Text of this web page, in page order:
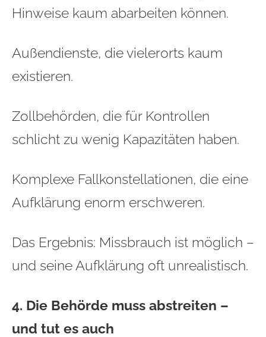
Hinweise kaum abarbeiten können.
Außendienste, die vielerorts kaum
existieren.
Zollbehörden, die für Kontrollen
schlicht zu wenig Kapazitäten haben.
Komplexe Fallkonstellationen, die eine
Aufklärung enorm erschweren.
Das Ergebnis: Missbrauch ist möglich –
und seine Aufklärung oft unrealistisch.
4. Die Behörde muss abstreiten –
und tut es auch